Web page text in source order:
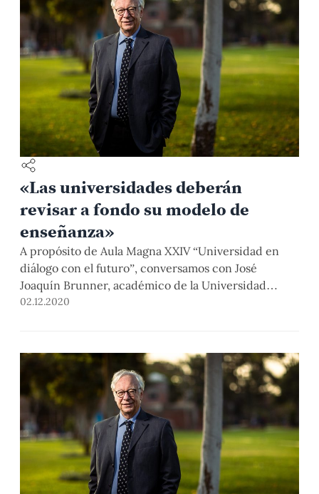
«Las universidades deberán
revisar a fondo su modelo de
enseñanza»
A propósito de Aula Magna XXIV “Universidad en
diálogo con el futuro”, conversamos con José
Joaquín Brunner, académico de la Universidad
Diego Portales de Chile, y director de la Cátedra
02.12.2020